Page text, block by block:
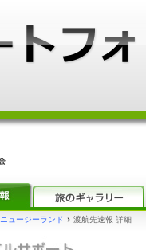
ニュージーランド › 渡航先速報 詳細